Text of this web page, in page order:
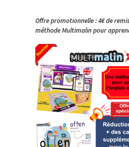
Offre promotionnelle : 4€ de
méthode Multimalin pour